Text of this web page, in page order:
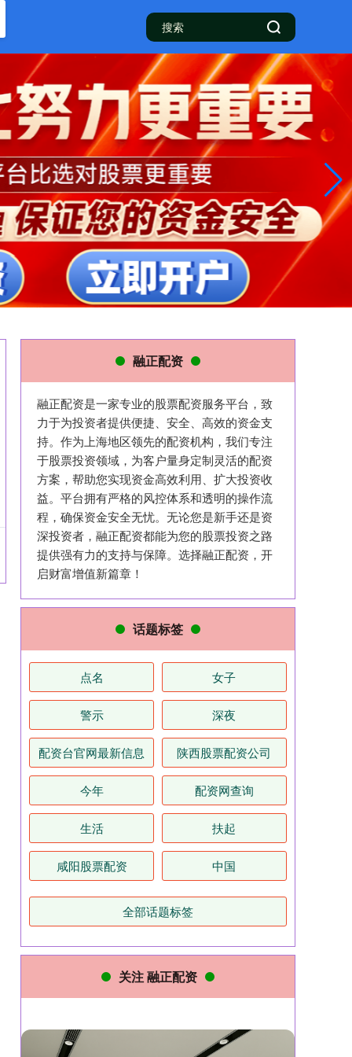
融正配资
融正配资是一家专业的股票配资服务平台，致
力于为投资者提供便捷、安全、高效的资金支
持。作为上海地区领先的配资机构，我们专注
于股票投资领域，为客户量身定制灵活的配资
方案，帮助您实现资金高效利用、扩大投资收
益。平台拥有严格的风控体系和透明的操作流
程，确保资金安全无忧。无论您是新手还是资
深投资者，融正配资都能为您的股票投资之路
提供强有力的支持与保障。选择融正配资，开
启财富增值新篇章！
话题标签
点名 女子
警示 深夜
配资台官网最新信息 陕西股票配资公司
今年 配资网查询
生活 扶起
咸阳股票配资 中国
全部话题标签
关注 融正配资